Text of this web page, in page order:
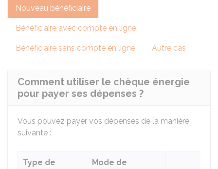
Nouveau bénéficiaire
Bénéficiaire avec compte en ligne
Bénéficiaire sans compte en ligne Autre cas
Comment utiliser le chèque énergie
pour payer ses dépenses ?
Vous pouvez payer vos dépenses de la manière
suivante :
Type de
Mode de